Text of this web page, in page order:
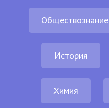
Обществознание
История
Химия